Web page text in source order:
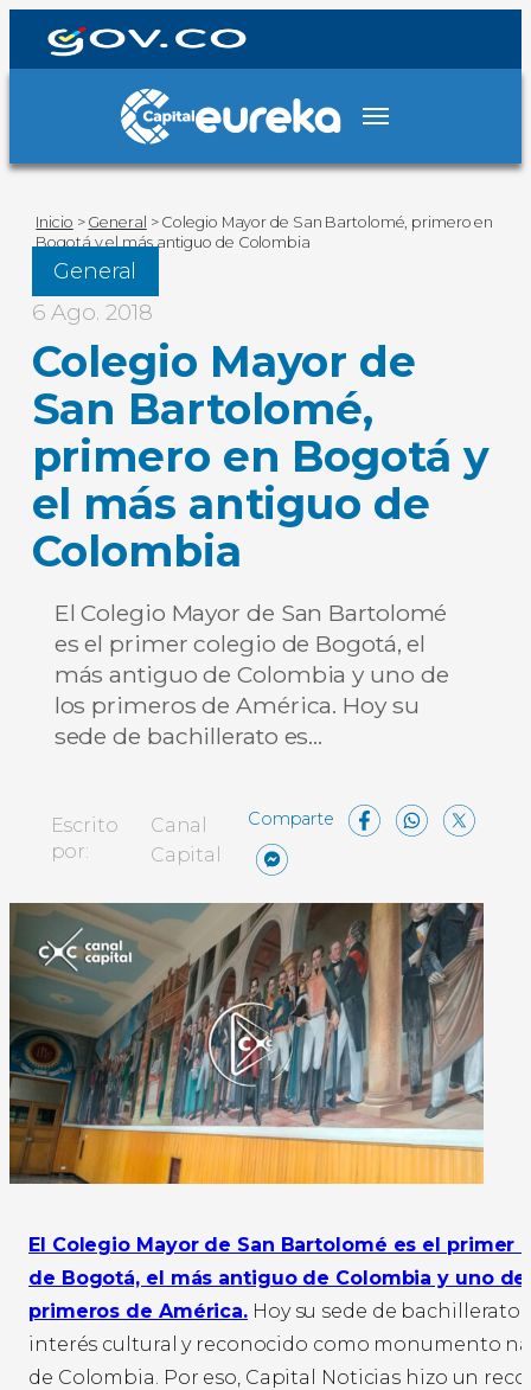
Inicio > General > Colegio Mayor de San Bartolomé, primero en
Bogotá y el más antiguo de Colombia
General
6 Ago. 2018
Colegio Mayor de
San Bartolomé,
primero en Bogotá y
el más antiguo de
Colombia
El Colegio Mayor de San Bartolomé
es el primer colegio de Bogotá, el
más antiguo de Colombia y uno de
los primeros de América. Hoy su
sede de bachillerato es…
Escrito
por:
Canal
Capital
El Colegio Mayor de San Bartolomé es el primer
de Bogotá, el más antiguo de Colombia y uno de
primeros de América. Hoy su sede de bachillerato
interés cultural y reconocido como monumento
de Colombia. Por eso, Capital Noticias hizo un